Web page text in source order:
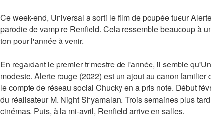
Ce week-end, Universal a sorti le film de poupée tueur
parodie de vampire Renfield. Cela ressemble beaucoup à
ton pour l'année à venir.
En regardant le premier trimestre de l'année, il semble
modeste. Alerte rouge (2022) est un ajout au canon
le compte de réseau social Chucky en a pris note. Début
du réalisateur M. Night Shyamalan. Trois semaines plus
cinémas. Puis, à la mi-avril, Renfield arrive en salles.